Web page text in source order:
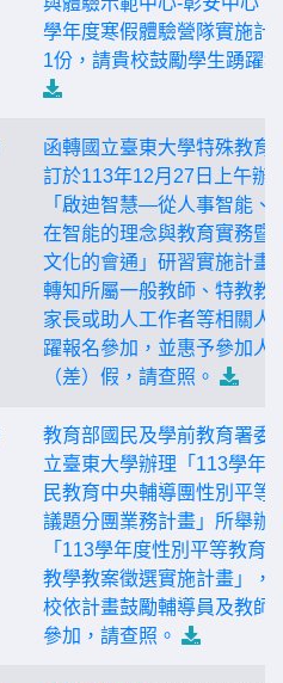
學年度寒假體驗營隊實施計
1份，請貴校鼓勵學生踴躍
函轉國立臺東大學特殊教育
訂於113年12月27日上午辦
「啟迪智慧—從人事智能、
在智能的理念與教育實務暨
文化的會通」研習實施計畫
轉知所屬一般教師、特教教
家長或助人工作者等相關人
躍報名參加，並惠予參加人
（差）假，請查照。
教育部國民及學前教育署委
立臺東大學辦理「113學年
民教育中央輔導團性別平等
議題分團業務計畫」所舉辦
「113學年度性別平等教育
教學教案徵選實施計畫」，
校依計畫鼓勵輔導員及教師
參加，請查照。